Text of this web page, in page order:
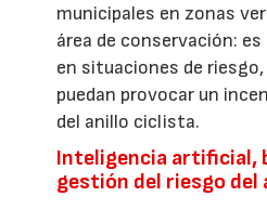
municipales en zonas
área de conservación:
en situaciones de
puedan provocar un
del anillo ciclista.
Inteligencia artificial,
gestión del riesgo del